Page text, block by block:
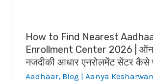
How to Find Nearest
Enrollment Center 2026 |
नजदीकी आधार एनरोलमेंट सेंटर कैसे
Aadhaar, Blog | Aanya